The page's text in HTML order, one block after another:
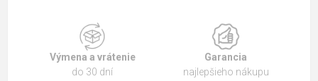
Výmena a vrátenie
do 30 dní
Garancia
najlepšieho nákupu